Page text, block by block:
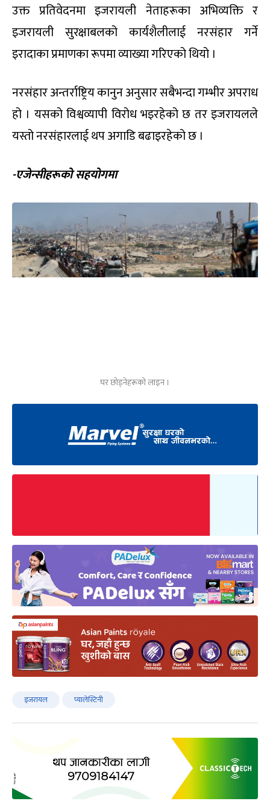
उक्त प्रतिवेदनमा इजरायली नेताहरूका अभिव्यक्ति र
इजरायली सुरक्षाबलको कार्यशैलीलाई नरसंहार गर्ने
इरादाका प्रमाणका रूपमा व्याख्या गरिएको थियो ।
नरसंहार अन्तर्राष्ट्रिय कानुन अनुसार सबैभन्दा गम्भीर अपराध
हो । यसको विश्वव्यापी विरोध भइरहेको छ तर इजरायलले
यस्तो नरसंहारलाई थप अगाडि बढाइरहेको छ ।
-एजेन्सीहरूको सहयोगमा
घर छोड्नेहरूको लाइन ।
इजरायल प्यालेस्टिनी